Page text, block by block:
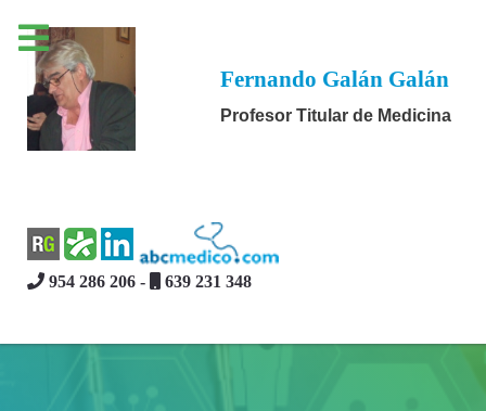
Fernando Galán Galán
Profesor Titular de Medicina
954 286 206 - 639 231 348